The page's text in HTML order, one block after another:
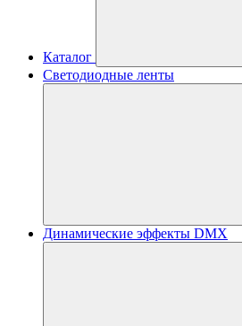
Каталог
Светодиодные ленты
Динамические эффекты DMX